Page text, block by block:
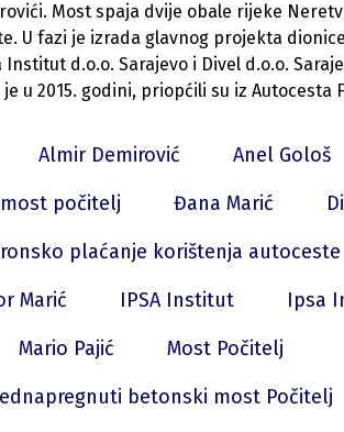
Most spaja dvije obale rijeke
U fazi je izrada glavnog projekta
d.o.o. Sarajevo i Divel d.o.o.
u 2015. godini, priopćili su iz Autocesta
Almir Demirović
Anel Gološ
počitelj Đana Marić
plaćanje korištenja autoceste
Marić IPSA Institut
Ipsa
Mario Pajić
Most Počitelj
betonski most Počitelj